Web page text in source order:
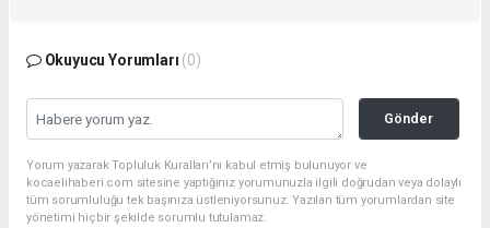
Okuyucu Yorumları (0)
Gönder
Yorum yazarak Topluluk Kuralları’nı kabul etmiş bulunuyor ve
kocaelihaberi.com sitesine yaptığınız yorumunuzla ilgili doğrudan veya dolaylı
tüm sorumluluğu tek başınıza üstleniyorsunuz. Yazılan tüm yorumlardan site
yönetimi hiçbir şekilde sorumlu tutulamaz.